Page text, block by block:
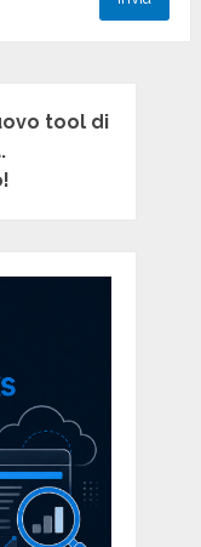
tool di